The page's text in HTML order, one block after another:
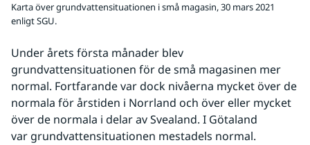
Karta över grundvattensituationen i små magasin, 30 mars 2021
enligt SGU.
Under årets första månader blev
grundvattensituationen för de små magasinen mer
normal. Fortfarande var dock nivåerna mycket över de
normala för årstiden i Norrland och över eller mycket
över de normala i delar av Svealand. I Götaland
var grundvattensituationen mestadels normal.